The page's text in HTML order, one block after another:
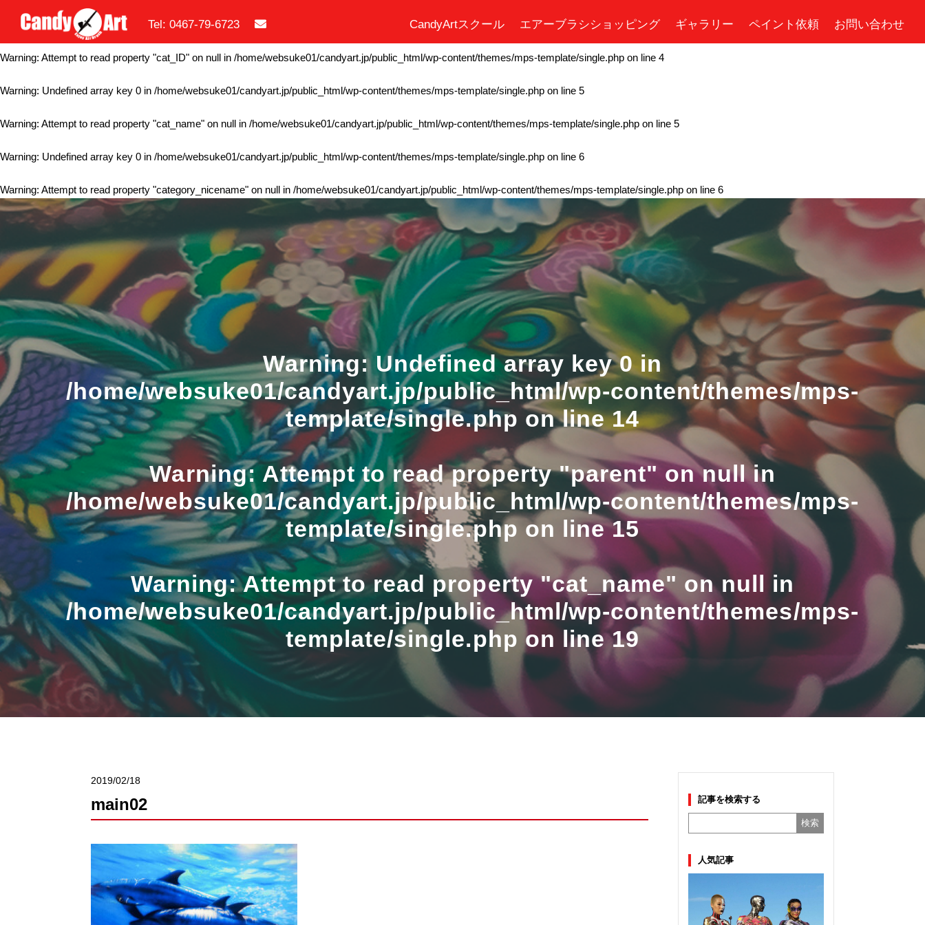
Tel: 0467-79-6723 CandyArtスクール エアーブラシショッピング ギャラリー ペイント依頼 お問い合わせ
Warning: Undefined array key 0 in/home/websuke01/candyart.jp/public_html/wp-content/themes/mps-template/single.phpon line 4
Warning: Attempt to read property "cat_ID" on null in /home/websuke01/candyart.jp/public_html/wp-content/themes/mps-template/single.php on line 4
Warning: Undefined array key 0 in /home/websuke01/candyart.jp/public_html/wp-content/themes/mps-template/single.php on line 5
Warning: Attempt to read property "cat_name" on null in /home/websuke01/candyart.jp/public_html/wp-content/themes/mps-template/single.php on line 5
Warning: Undefined array key 0 in /home/websuke01/candyart.jp/public_html/wp-content/themes/mps-template/single.php on line 6
Warning: Attempt to read property "category_nicename" on null in /home/websuke01/candyart.jp/public_html/wp-content/themes/mps-template/single.php on line 6
Warning: Undefined array key 0 in
/home/websuke01/candyart.jp/public_html/wp-content/themes/mps-
template/single.php on line14
Warning: Attempt to read property "parent" on null in
/home/websuke01/candyart.jp/public_html/wp-content/themes/mps-
template/single.php on line15
Warning: Attempt to read property "cat_name" on null in
/home/websuke01/candyart.jp/public_html/wp-content/themes/mps-
template/single.php on line19
2019/02/18
main02 記事を検索する
人気記事